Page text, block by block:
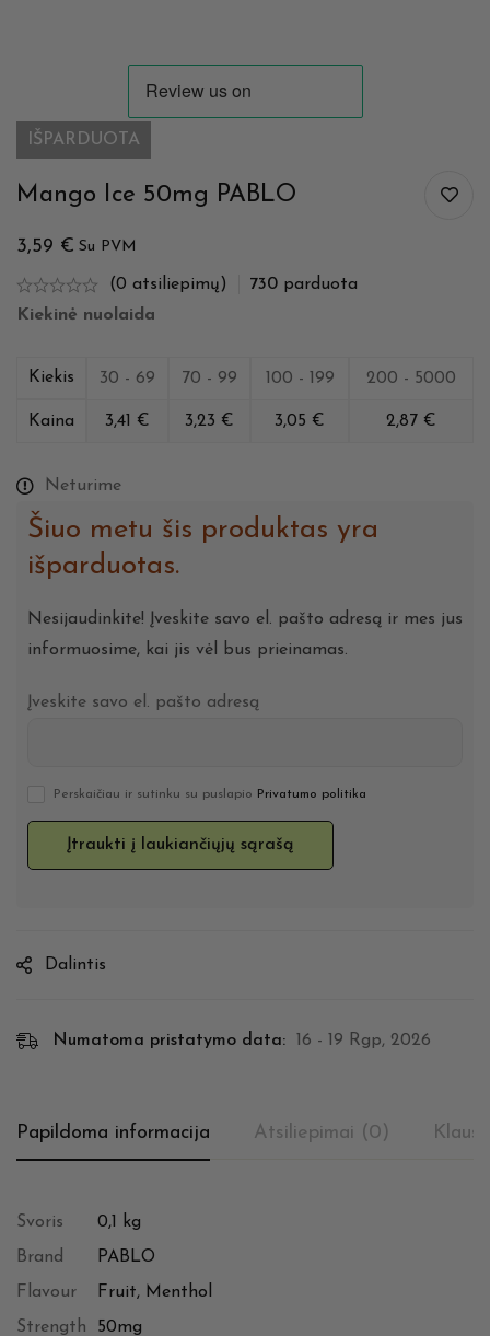
IŠPARDUOTA
Mango Ice 50mg PABLO
3,59 € Su PVM
(0 atsiliepimų) 730 parduota
Kiekinė nuolaida
Kiekis 30 - 69 70 - 99 100 - 199 200 - 5000
Kaina 3,41 € 3,23 € 3,05 € 2,87 €
Neturime
Šiuo metu šis produktas yra
išparduotas.
Nesijaudinkite! Įveskite savo el. pašto adresą ir mes jus
informuosime, kai jis vėl bus prieinamas.
Įveskite savo el. pašto adresą
Perskaičiau ir sutinku su puslapio Privatumo politika
Dalintis
Numatoma pristatymo data: 16 - 19 Rgp, 2026
Papildoma informacija Atsiliepimai (0)
Svoris
0,1 kg
Brand
PABLO
Flavour
Fruit, Menthol
Strength
50mg